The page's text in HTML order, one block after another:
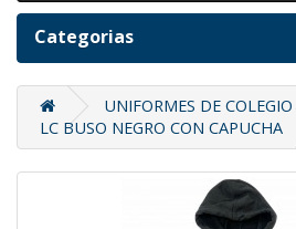
Categorias
UNIFORMES DE COLEGIO
LC BUSO NEGRO CON CAPUCHA